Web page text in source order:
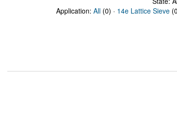
Application: All (0) · 14e Lattice Sieve